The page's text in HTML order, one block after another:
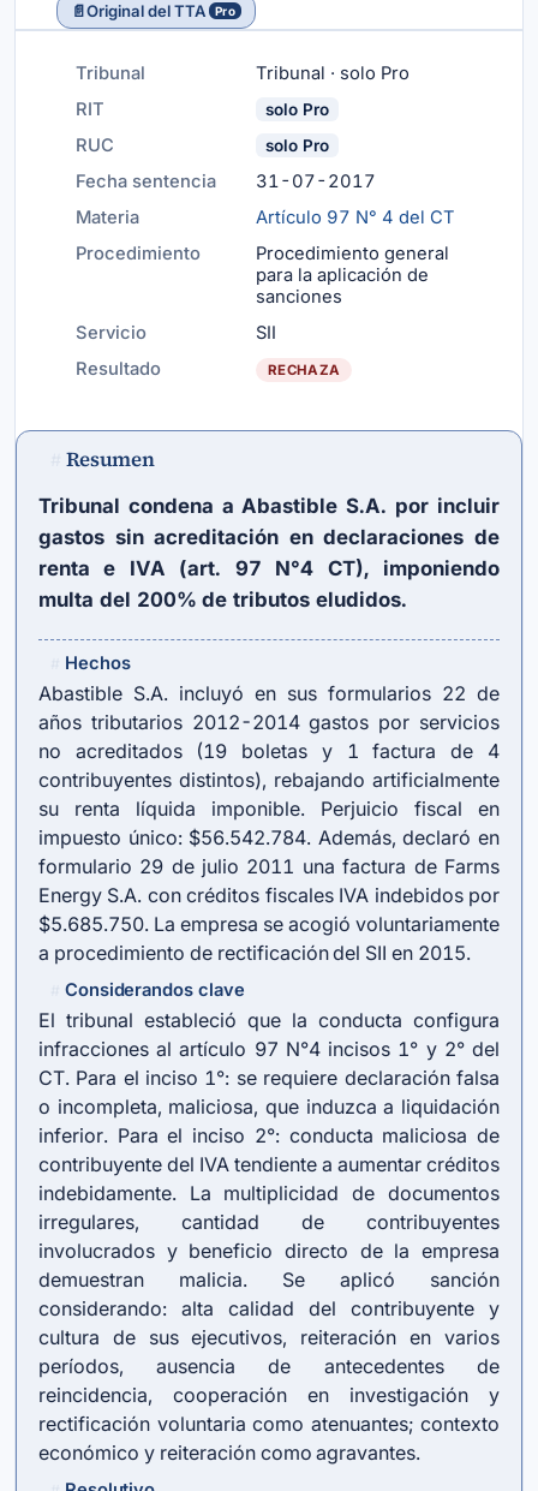
📄Original del TTA Pro
Tribunal
Tribunal · solo Pro
RIT
solo Pro
RUC solo Pro
Fecha sentencia
31-07-2017
Materia
Artículo 97 N° 4 del CT
Procedimiento
Procedimiento general
para la aplicación de
sanciones
Servicio
SII
Resultado
RECHAZA
Resumen
Tribunal condena a Abastible S.A. por incluir
gastos sin acreditación en declaraciones de
renta e IVA (art. 97 N°4 CT), imponiendo
multa del 200% de tributos eludidos.
Hechos
Abastible S.A. incluyó en sus formularios 22 de
años tributarios 2012-2014 gastos por servicios
no acreditados (19 boletas y 1 factura de 4
contribuyentes distintos), rebajando artificialmente
su renta líquida imponible. Perjuicio fiscal en
impuesto único: $56.542.784. Además, declaró en
formulario 29 de julio 2011 una factura de Farms
Energy S.A. con créditos fiscales IVA indebidos por
$5.685.750. La empresa se acogió voluntariamente
a procedimiento de rectificación del SII en 2015.
Considerandos clave
El tribunal estableció que la conducta configura
infracciones al artículo 97 N°4 incisos 1° y 2° del
CT. Para el inciso 1°: se requiere declaración falsa
o incompleta, maliciosa, que induzca a liquidación
inferior. Para el inciso 2°: conducta maliciosa de
contribuyente del IVA tendiente a aumentar créditos
indebidamente. La multiplicidad de documentos
irregulares, cantidad de contribuyentes
involucrados y beneficio directo de la empresa
demuestran malicia. Se aplicó sanción
considerando: alta calidad del contribuyente y
cultura de sus ejecutivos, reiteración en varios
períodos, ausencia de antecedentes de
reincidencia, cooperación en investigación y
rectificación voluntaria como atenuantes; contexto
económico y reiteración como agravantes.